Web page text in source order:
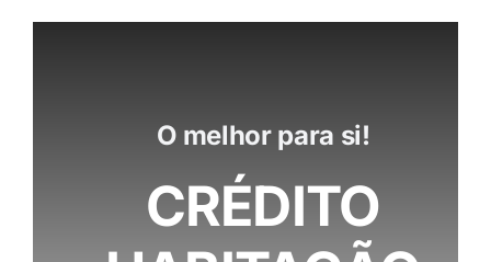
O melhor para si!
CRÉDITO